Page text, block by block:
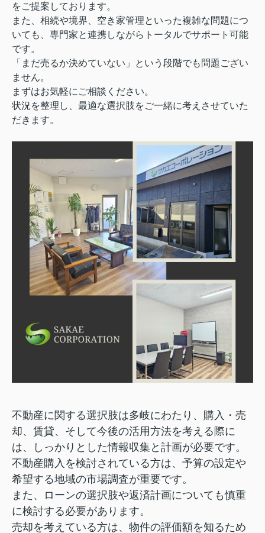
をご提案しております。
また、相続や境界、空き家管理といった複雑な問題につ
いても、専門家と連携しながらトータルでサポート可能
です。
「まだ売るか決めていない」という段階でも問題ござい
ません。
まずはお気軽にご相談ください。
状況を整理し、最適な選択肢をご一緒に考えさせていた
だきます。
不動産に関する選択肢は多岐にわたり、購入・売
却、賃貸、そして今後の活用方法を考える際に
は、しっかりとした情報収集と計画が必要です。
不動産購入を検討されている方は、予算の設定や
希望する地域の市場調査が重要です。
また、ローンの選択肢や返済計画についても慎重
に検討する必要があります。
売却を考えている方は、物件の評価額を知るため